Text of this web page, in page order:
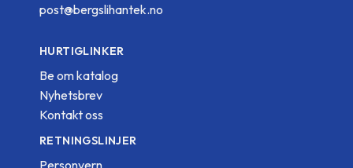
post@bergslihantek.no
HURTIGLINKER
Be om katalog
Nyhetsbrev
Kontakt oss
RETNINGSLINJER